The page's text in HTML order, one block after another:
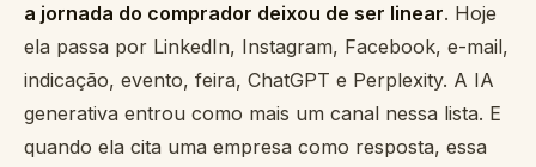
a jornada do comprador deixou de ser linear. Hoje
ela passa por LinkedIn, Instagram, Facebook, e-mail,
indicação, evento, feira, ChatGPT e Perplexity. A IA
generativa entrou como mais um canal nessa lista. E
quando ela cita uma empresa como resposta, essa